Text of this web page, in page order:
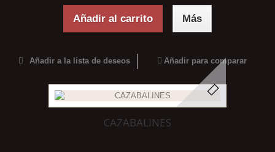
Añadir al carrito Más
Añadir a la lista de deseos Añadir para comparar
CAZABALINES